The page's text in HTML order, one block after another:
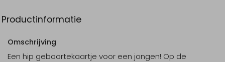
Productinformatie
Omschrijving
Een hip geboortekaartje voor een jongen! Op de